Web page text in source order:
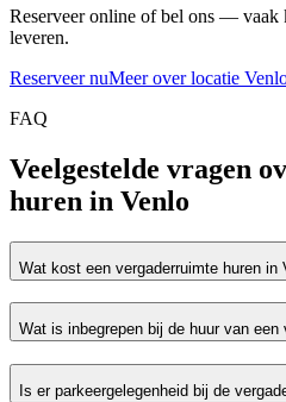
Reserveer online of bel ons — vaak
leveren.
Reserveer nuMeer over locatie
FAQ
Veelgestelde vragen
huren in Venlo
Wat kost een vergaderruimte huren in
Wat is inbegrepen bij de huur van een
Is er parkeergelegenheid bij de